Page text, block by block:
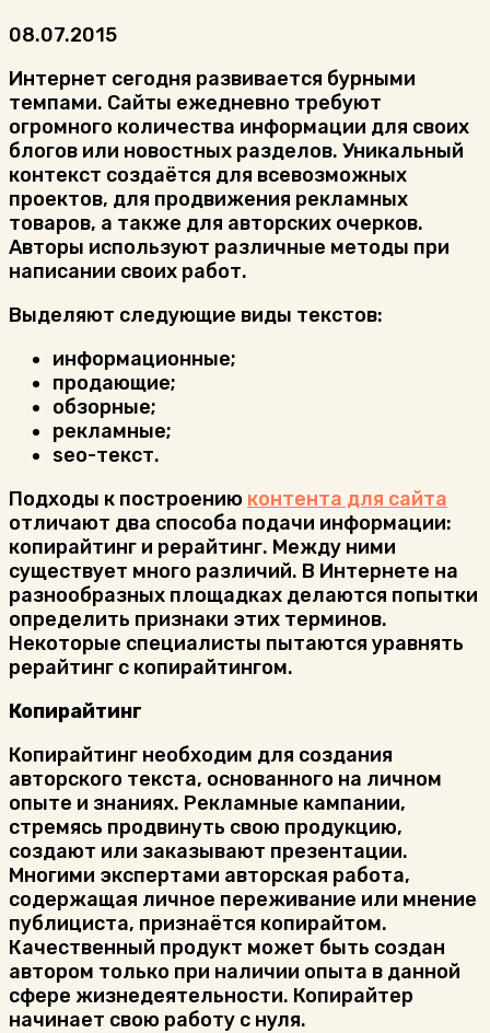
08.07.2015
Интернет сегодня развивается бурными
темпами. Сайты ежедневно требуют
огромного количества информации для своих
блогов или новостных разделов. Уникальный
контекст создаётся для всевозможных
проектов, для продвижения рекламных
товаров, а также для авторских очерков.
Авторы используют различные методы при
написании своих работ.
Выделяют следующие виды текстов:
информационные;
продающие;
обзорные;
рекламные;
seo-текст.
Подходы к построению контента для сайта
отличают два способа подачи информации:
копирайтинг и рерайтинг. Между ними
существует много различий. В Интернете на
разнообразных площадках делаются попытки
определить признаки этих терминов.
Некоторые специалисты пытаются уравнять
рерайтинг с копирайтингом.
Копирайтинг
Копирайтинг необходим для создания
авторского текста, основанного на личном
опыте и знаниях. Рекламные кампании,
стремясь продвинуть свою продукцию,
создают или заказывают презентации.
Многими экспертами авторская работа,
содержащая личное переживание или мнение
публициста, признаётся копирайтом.
Качественный продукт может быть создан
автором только при наличии опыта в данной
сфере жизнедеятельности. Копирайтер
начинает свою работу с нуля.